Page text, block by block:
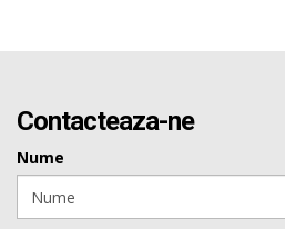
Contacteaza-ne
Nume